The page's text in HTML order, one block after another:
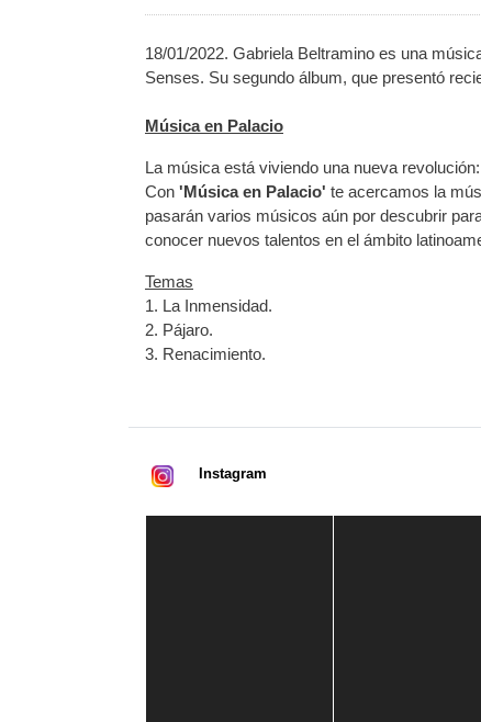
18/01/2022. Gabriela Beltramino es una
Senses. Su segundo álbum, que presentó
Música en Palacio
La música está viviendo una nueva
Con 'Música en Palacio' te acercamos la
pasarán varios músicos aún por descubrir
conocer nuevos talentos en el ámbito
Temas
1. La Inmensidad.
2. Pájaro.
3. Renacimiento.
Instagram